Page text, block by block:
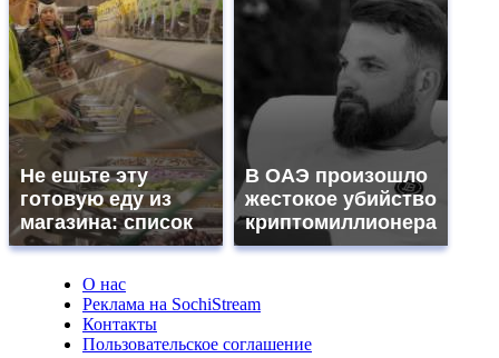
Не ешьте эту
готовую еду из
магазина: список
В ОАЭ произошло
жестокое убийство
криптомиллионера
О нас
Реклама на SochiStream
Контакты
Пользовательское соглашение